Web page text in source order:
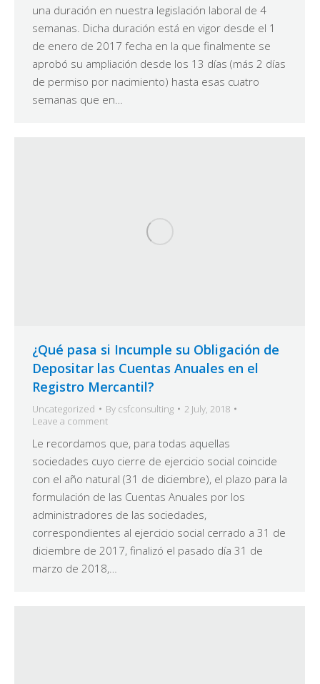
una duración en nuestra legislación laboral de 4
semanas. Dicha duración está en vigor desde el 1
de enero de 2017 fecha en la que finalmente se
aprobó su ampliación desde los 13 días (más 2 días
de permiso por nacimiento) hasta esas cuatro
semanas que en…
¿Qué pasa si Incumple su Obligación de
Depositar las Cuentas Anuales en el
Registro Mercantil?
Uncategorized By csfconsulting
2 July, 2018
Leave a comment
Le recordamos que, para todas aquellas
sociedades cuyo cierre de ejercicio social coincide
con el año natural (31 de diciembre), el plazo para la
formulación de las Cuentas Anuales por los
administradores de las sociedades,
correspondientes al ejercicio social cerrado a 31 de
diciembre de 2017, finalizó el pasado día 31 de
marzo de 2018,…